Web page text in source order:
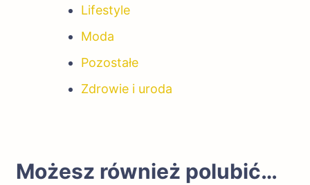
Lifestyle
Moda
Pozostałe
Zdrowie i uroda
Możesz również polubić…